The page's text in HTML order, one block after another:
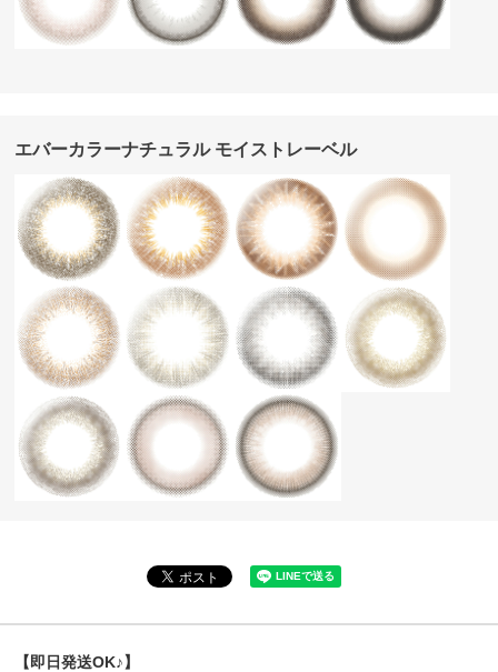
エバーカラーナチュラル モイストレーベル
【即日発送OK♪】